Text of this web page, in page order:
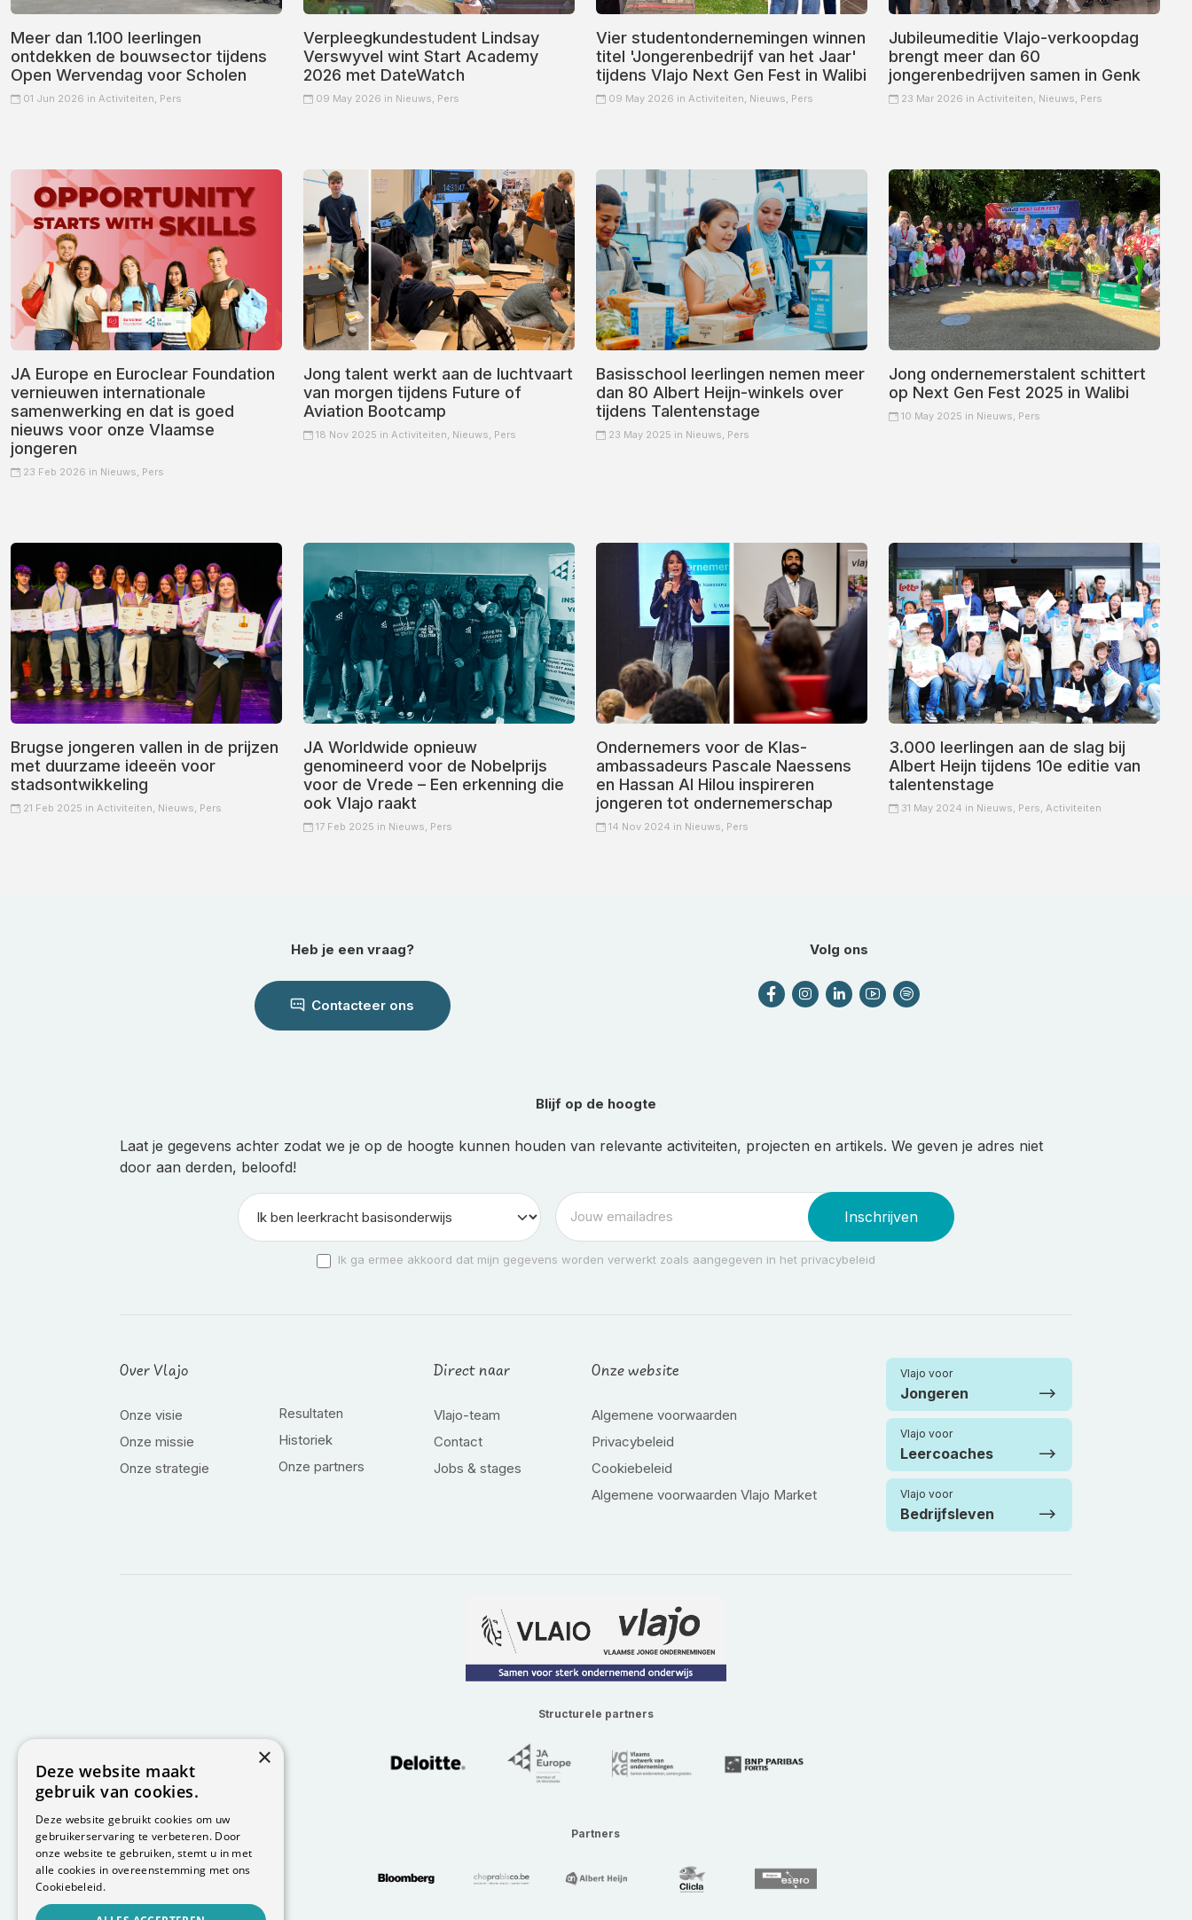
Meer dan 1.100 leerlingen
ontdekken de bouwsector tijdens
Open Wervendag voor Scholen
01 Jun 2026 in Activiteiten, Pers
Verpleegkundestudent Lindsay
Verswyvel wint Start Academy
2026 met DateWatch
09 May 2026 in Nieuws, Pers
Vier studentondernemingen winnen
titel 'Jongerenbedrijf van het Jaar'
tijdens Vlajo Next Gen Fest in Walibi
09 May 2026 in Activiteiten, Nieuws, Pers
Jubileumeditie Vlajo-verkoopdag
brengt meer dan 60
jongerenbedrijven samen in Genk
23 Mar 2026 in Activiteiten, Nieuws, Pers
JA Europe en Euroclear Foundation
vernieuwen internationale
samenwerking en dat is goed
nieuws voor onze Vlaamse
jongeren
23 Feb 2026 in Nieuws, Pers
Jong talent werkt aan de luchtvaart
van morgen tijdens Future of
Aviation Bootcamp
18 Nov 2025 in Activiteiten, Nieuws, Pers
Basisschool leerlingen nemen meer
dan 80 Albert Heijn-winkels over
tijdens Talentenstage
23 May 2025 in Nieuws, Pers
Jong ondernemerstalent schittert
op Next Gen Fest 2025 in Walibi
10 May 2025 in Nieuws, Pers
Brugse jongeren vallen in de prijzen
met duurzame ideeën voor
stadsontwikkeling
21 Feb 2025 in Activiteiten, Nieuws, Pers
JA Worldwide opnieuw
genomineerd voor de Nobelprijs
voor de Vrede – Een erkenning die
ook Vlajo raakt
17 Feb 2025 in Nieuws, Pers
Ondernemers voor de Klas-
ambassadeurs Pascale Naessens
en Hassan Al Hilou inspireren
jongeren tot ondernemerschap
14 Nov 2024 in Nieuws, Pers
3.000 leerlingen aan de slag bij
Albert Heijn tijdens 10e editie van
talentenstage
31 May 2024 in Nieuws, Pers, Activiteiten
Heb je een vraag?
Contacteer ons
Volg ons
Blijf op de hoogte
Laat je gegevens achter zodat we je op de hoogte kunnen houden van relevante activiteiten, projecten en artikels. We geven je adres niet
door aan derden, beloofd!
Inschrijven
Ik ga ermee akkoord dat mijn gegevens worden verwerkt zoals aangegeven in het privacybeleid
Over Vlajo
Onze visie
Onze missie
Onze strategie
Resultaten
Historiek
Onze partners
Direct naar
Vlajo-team
Contact
Jobs & stages
Onze website
Algemene voorwaarden
Privacybeleid
Cookiebeleid
Algemene voorwaarden Vlajo Market
Vlajo voor
Jongeren
Vlajo voor
Leercoaches
Vlajo voor
Bedrijfsleven
Structurele partners
Partners
×
Deze website maakt
gebruik van cookies.
Deze website gebruikt cookies om uw
gebruikerservaring te verbeteren. Door
onze website te gebruiken, stemt u in met
alle cookies in overeenstemming met ons
Cookiebeleid.